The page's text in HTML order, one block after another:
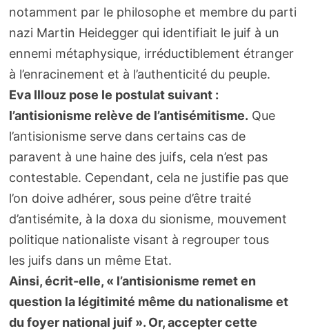
notamment par le philosophe et membre du parti
nazi Martin Heidegger qui identifiait le juif à un
ennemi métaphysique, irréductiblement étranger
à l’enracinement et à l’authenticité du peuple.
Eva Illouz pose le postulat suivant :
l’antisionisme relève de l’antisémitisme. Que
l’antisionisme serve dans certains cas de
paravent à une haine des juifs, cela n’est pas
contestable. Cependant, cela ne justifie pas que
l’on doive adhérer, sous peine d’être traité
d’antisémite, à la doxa du sionisme, mouvement
politique nationaliste visant à regrouper tous
les juifs dans un même Etat.
Ainsi, écrit-elle, « l’antisionisme remet en
question la légitimité même du nationalisme et
du foyer national juif ». Or, accepter cette